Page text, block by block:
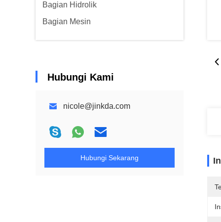
Bagian Hidrolik
Bagian Mesin
Hubungi Kami
nicole@jinkda.com
Hubungi Sekarang